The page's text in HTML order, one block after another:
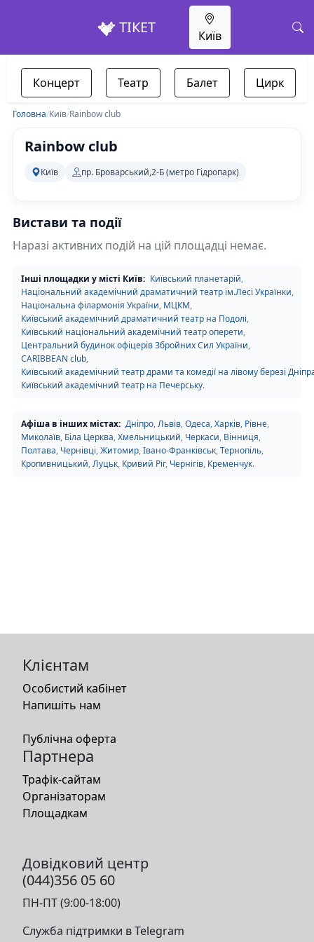
ТІКЕТ Київ
Концерт Театр Балет Цирк
Головна/Київ/Rainbow club
Rainbow club
Київ пр. Броварський,2-Б (метро Гідропарк)
Вистави та події
Наразі активних подій на цій площадці немає.
Інші площадки у місті Київ: Київський планетарій,
Національний академічний драматичний театр ім.Лесі Українки,
Національна філармонія України, МЦКМ,
Київський академічний драматичний театр на Подолі,
Київський національний академічний театр оперети,
Центральний будинок офіцерів Збройних Сил України,
CARIBBEAN club,
Київський академічний театр драми та комедії на лівому березі
Київський академічний театр на Печерську.
Афіша в інших містах: Дніпро,Львів,Одеса,Харків, Рівне,
Миколаїв, Біла Церква,Хмельницький, Черкаси, Вінниця,
Полтава, Чернівці,Житомир,Івано-Франківськ,Тернопіль,
Кропивницький,Луцьк, Кривий Ріг, Чернігів, Кременчук.
Клієнтам
Особистий кабінет
Напишіть нам
Публічна оферта
Партнера
Трафік-сайтам
Організаторам
Площадкам
Довідковий центр
(044)356 05 60
ПН-ПТ (9:00-18:00)
Служба підтримки в Telegram